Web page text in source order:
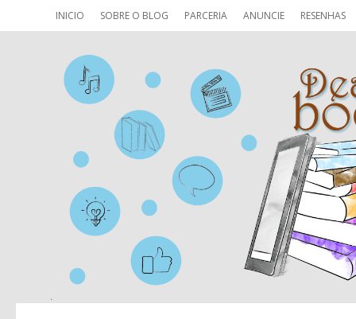
INICIO SOBRE O BLOG PARCERIA ANUNCIE RESENHAS